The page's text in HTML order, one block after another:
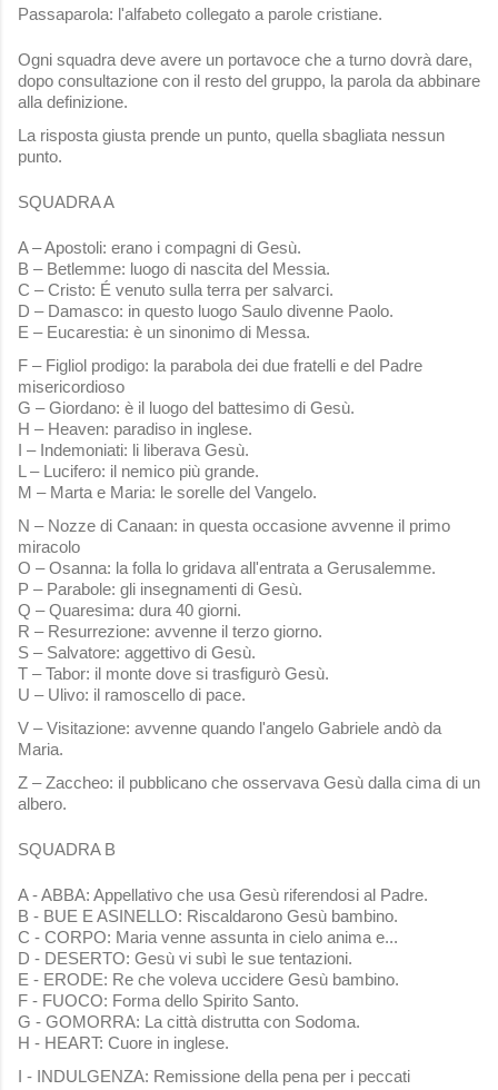
Passaparola: l'alfabeto collegato a parole cristiane.
Ogni squadra deve avere un portavoce che a turno dovrà dare,
dopo consultazione con il resto del gruppo, la parola da abbinare
alla definizione.
La risposta giusta prende un punto, quella sbagliata nessun
punto.
SQUADRA A
A – Apostoli: erano i compagni di Gesù.
B – Betlemme: luogo di nascita del Messia.
C – Cristo: É venuto sulla terra per salvarci.
D – Damasco: in questo luogo Saulo divenne Paolo.
E – Eucarestia: è un sinonimo di Messa.
F – Figliol prodigo: la parabola dei due fratelli e del Padre
misericordioso
G – Giordano: è il luogo del battesimo di Gesù.
H – Heaven: paradiso in inglese.
I – Indemoniati: li liberava Gesù.
L – Lucifero: il nemico più grande.
M – Marta e Maria: le sorelle del Vangelo.
N – Nozze di Canaan: in questa occasione avvenne il primo
miracolo
O – Osanna: la folla lo gridava all'entrata a Gerusalemme.
P – Parabole: gli insegnamenti di Gesù.
Q – Quaresima: dura 40 giorni.
R – Resurrezione: avvenne il terzo giorno.
S – Salvatore: aggettivo di Gesù.
T – Tabor: il monte dove si trasfigurò Gesù.
U – Ulivo: il ramoscello di pace.
V – Visitazione: avvenne quando l'angelo Gabriele andò da
Maria.
Z – Zaccheo: il pubblicano che osservava Gesù dalla cima di un
albero.
SQUADRA B
A - ABBA: Appellativo che usa Gesù riferendosi al Padre.
B - BUE E ASINELLO: Riscaldarono Gesù bambino.
C - CORPO: Maria venne assunta in cielo anima e...
D - DESERTO: Gesù vi subì le sue tentazioni.
E - ERODE: Re che voleva uccidere Gesù bambino.
F - FUOCO: Forma dello Spirito Santo.
G - GOMORRA: La città distrutta con Sodoma.
H - HEART: Cuore in inglese.
I - INDULGENZA: Remissione della pena per i peccati